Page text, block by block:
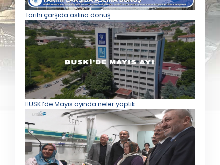
Tarihi çarşıda aslına dönüş
BUSKİ’de Mayıs ayında neler yaptık